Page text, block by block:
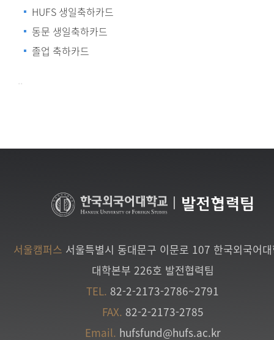
HUFS 생일축하카드
동문 생일축하카드
졸업 축하카드
..
발전협력팀
서울캠퍼스 서울특별시 동대문구 이문로 107 한국외국어
대학본부 226호 발전협력팀
TEL. 82-2-2173-2786~2791
FAX. 82-2-2173-2785
Email. hufsfund@hufs.ac.kr